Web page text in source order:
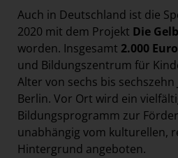
Auch in Deutschland ist die
2020 mit dem Projekt Die
worden. Insgesamt 2.000 Euro
und Bildungszentrum für
Alter von sechs bis
Berlin. Vor Ort wird ein
Bildungsprogramm zur
unabhängig vom kulturellen,
Hintergrund angeboten.